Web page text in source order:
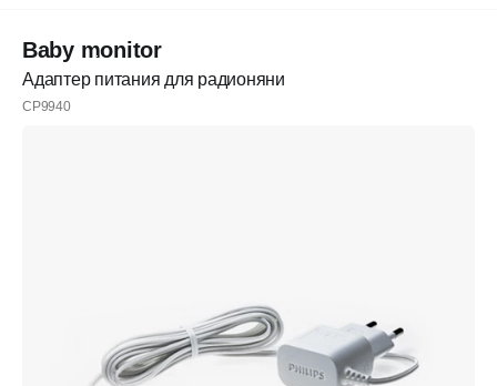
Baby monitor
Адаптер питания для радионяни
CP9940